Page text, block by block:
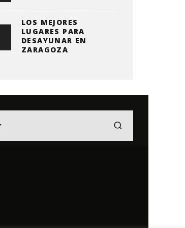
LOS MEJORES
LUGARES PARA
DESAYUNAR EN
ZARAGOZA